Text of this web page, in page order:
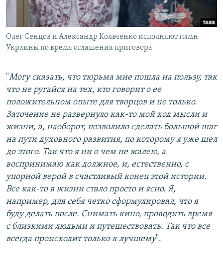
Олег Сенцов и Александр Кольченко исполняют гимн
Украины по время оглашения приговора
"Могу сказать, что тюрьма мне пошла на пользу, так
что не ругайся на тех, кто говорит о ее
положительном опыте для творцов и не только.
Заточение не развернуло как-то мой ход мысли и
жизни, а, наоборот, позволило сделать большой шаг
на пути духовного развития, по которому я уже шел
до этого. Так что я ни о чем не жалею, а
воспринимаю как должное, и, естественно, с
упорной верой в счастливый конец этой истории.
Все как-то в жизни стало просто и ясно. Я,
например, для себя четко сформулировал, что я
буду делать после. Снимать кино, проводить время
с близкими людьми и путешествовать. Так что все
всегда происходит только к лучшему".